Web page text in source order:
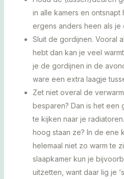
in alle kamers en
ergens anders heen als je
Sluit de gordijnen. Vooral
hebt dan kan je veel
je de gordijnen in de
ware een extra laagje
Zet niet overal de
besparen? Dan is het een
te kijken naar je
hoog staan ze? In de ene
helemaal niet zo warm te
slaapkamer kun je
uitzetten, want daar lig je